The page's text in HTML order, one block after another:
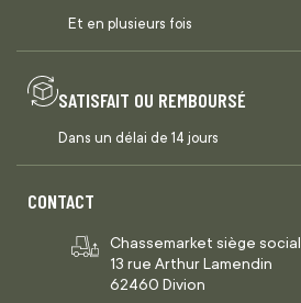
Et en plusieurs fois
SATISFAIT OU REMBOURSÉ
Dans un délai de 14 jours
CONTACT
Chassemarket siège social
13 rue Arthur Lamendin
62460 Divion